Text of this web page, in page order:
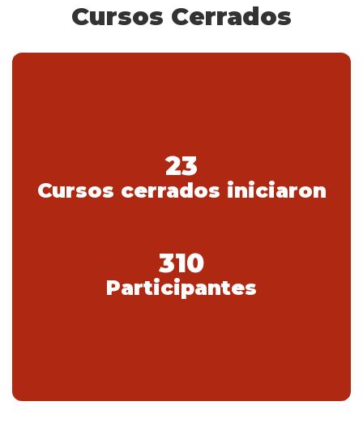
Cursos Cerrados
23
Cursos cerrados iniciaron
310
Participantes